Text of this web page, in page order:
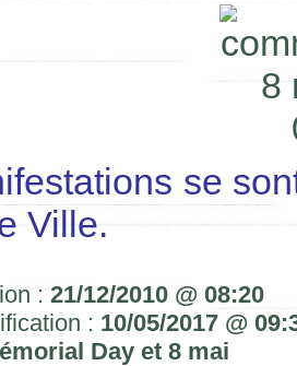
se
Ville.
: 21/12/2010 @ 08:20
: 10/05/2017 @
Day et 8 mai